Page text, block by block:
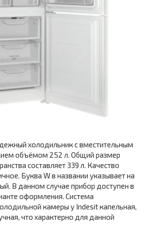
холодильник с вместительным
объёмом 252 л. Общий размер
составляет 339 л. Качество
Буква W в названии указывает на
В данном случае прибор доступен в
оформления. Система
камеры у Indesit капельная,
что характерно для данной